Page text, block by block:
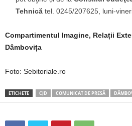
Tehnică tel. 0245/207625, luni-
Compartimentul Imagine, Relații
Dâmbovița
Foto: Sebitoriale.ro
ETICHETE CJD COMUNICAT DE PRESĂ